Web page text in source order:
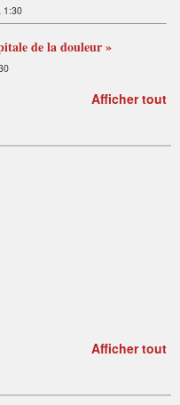
1:30
de la douleur »
Afficher tout
Afficher tout